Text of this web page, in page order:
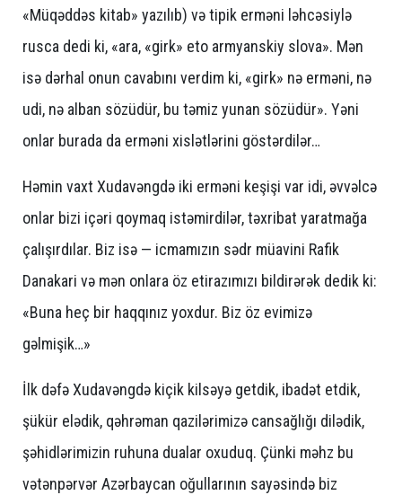
«Müqəddəs kitab» yazılıb) və tipik erməni ləhcəsiylə
rusca dedi ki, «ara, «girk» eto armyanskiy slova». Mən
isə dərhal onun cavabını verdim ki, «girk» nə erməni, nə
udi, nə alban sözüdür, bu təmiz yunan sözüdür». Yəni
onlar burada da erməni xislətlərini göstərdilər…
Həmin vaxt Xudavəngdə iki erməni keşişi var idi, əvvəlcə
onlar bizi içəri qoymaq istəmirdilər, təxribat yaratmağa
çalışırdılar. Biz isə — icmamızın sədr müavini Rafik
Danakari və mən onlara öz etirazımızı bildirərək dedik ki:
«Buna heç bir haqqınız yoxdur. Biz öz evimizə
gəlmişik…»
İlk dəfə Xudavəngdə kiçik kilsəyə getdik, ibadət etdik,
şükür elədik, qəhrəman qazilərimizə cansağlığı dilədik,
şəhidlərimizin ruhuna dualar oxuduq. Çünki məhz bu
vətənpərvər Azərbaycan oğullarının sayəsində biz